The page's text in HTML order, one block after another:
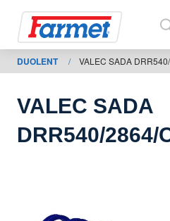
shop
DUOLENT / VALEC SADA
VALEC SADA
DRR540/2864/